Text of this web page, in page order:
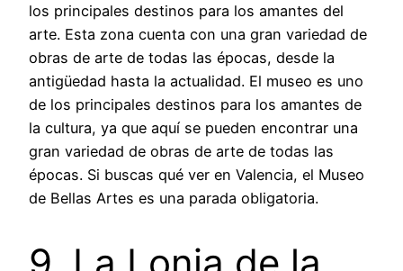
los principales destinos para los amantes del
arte. Esta zona cuenta con una gran variedad de
obras de arte de todas las épocas, desde la
antigüedad hasta la actualidad. El museo es uno
de los principales destinos para los amantes de
la cultura, ya que aquí se pueden encontrar una
gran variedad de obras de arte de todas las
épocas. Si buscas qué ver en Valencia, el Museo
de Bellas Artes es una parada obligatoria.